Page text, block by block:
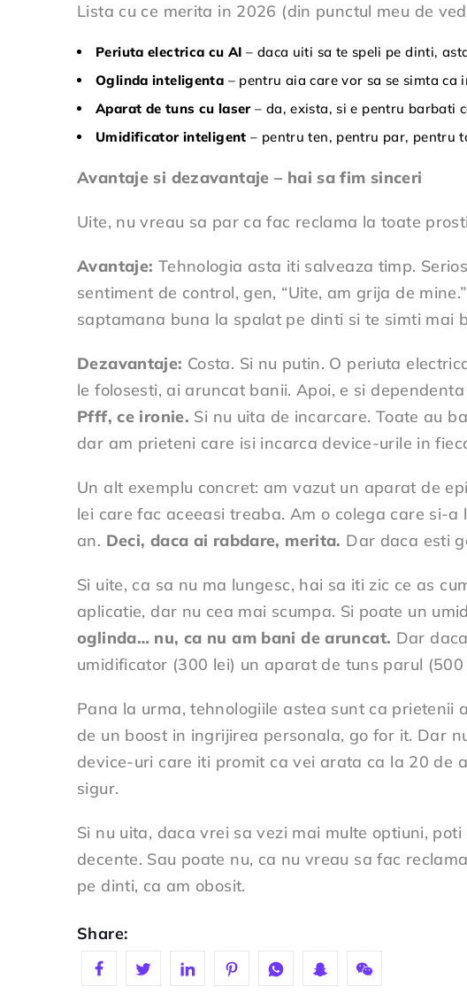
Lista cu ce merita in 2026 (din punctul meu de
Periuta electrica cu AI – daca uiti sa te speli pe dinti,
Oglinda inteligenta – pentru aia care vor sa se simta
Aparat de tuns cu laser– da, exista, si e pentru barbati
Umidificator inteligent – pentru ten, pentru par, pentru
Avantaje si dezavantaje – hai sa fim sinceri
Uite, nu vreau sa par ca fac reclama la toate
Avantaje: Tehnologia asta iti salveaza timp.
sentiment de control, gen, “Uite, am grija de
saptamana buna la spalat pe dinti si te simti mai
Dezavantaje: Costa. Si nu putin. O periuta
le folosesti, ai aruncat banii. Apoi, e si
Pfff, ce ironie. Si nu uita de incarcare. Toate au
dar am prieteni care isi incarca device-urile in
Un alt exemplu concret: am vazut un aparat de
lei care fac aceeasi treaba. Am o colega care si-
an. Deci, daca ai rabdare, merita. Dar daca esti
Si uite, ca sa nu ma lungesc, hai sa iti zic ce as
aplicatie, dar nu cea mai scumpa. Si poate un
oglinda… nu, ca nu am bani de aruncat. Dar
umidificator (300 lei) un aparat de tuns parul
Pana la urma, tehnologiile astea sunt ca prietenii
de un boost in ingrijirea personala, go for it. Dar
device-uri care iti promit ca vei arata ca la 20 de
sigur.
Si nu uita, daca vrei sa vezi mai multe optiuni, poti
decente. Sau poate nu, ca nu vreau sa fac
pe dinti, ca am obosit.
Share: